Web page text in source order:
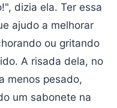
dizia ela. Ter essa
ajudo a melhorar
ou gritando
A risada dela, no
menos pesado,
um sabonete na